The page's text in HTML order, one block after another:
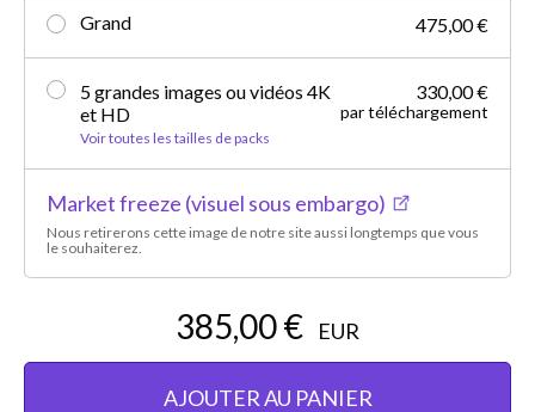
Grand 475,00 €
5 grandes images ou vidéos 4K
et HD
Voir toutes les tailles de packs
330,00 €
par téléchargement
Market freeze (visuel sous embargo)
Nous retirerons cette image de notre site aussi longtemps que vous
le souhaiterez.
385,00 € EUR
AJOUTER AU PANIER